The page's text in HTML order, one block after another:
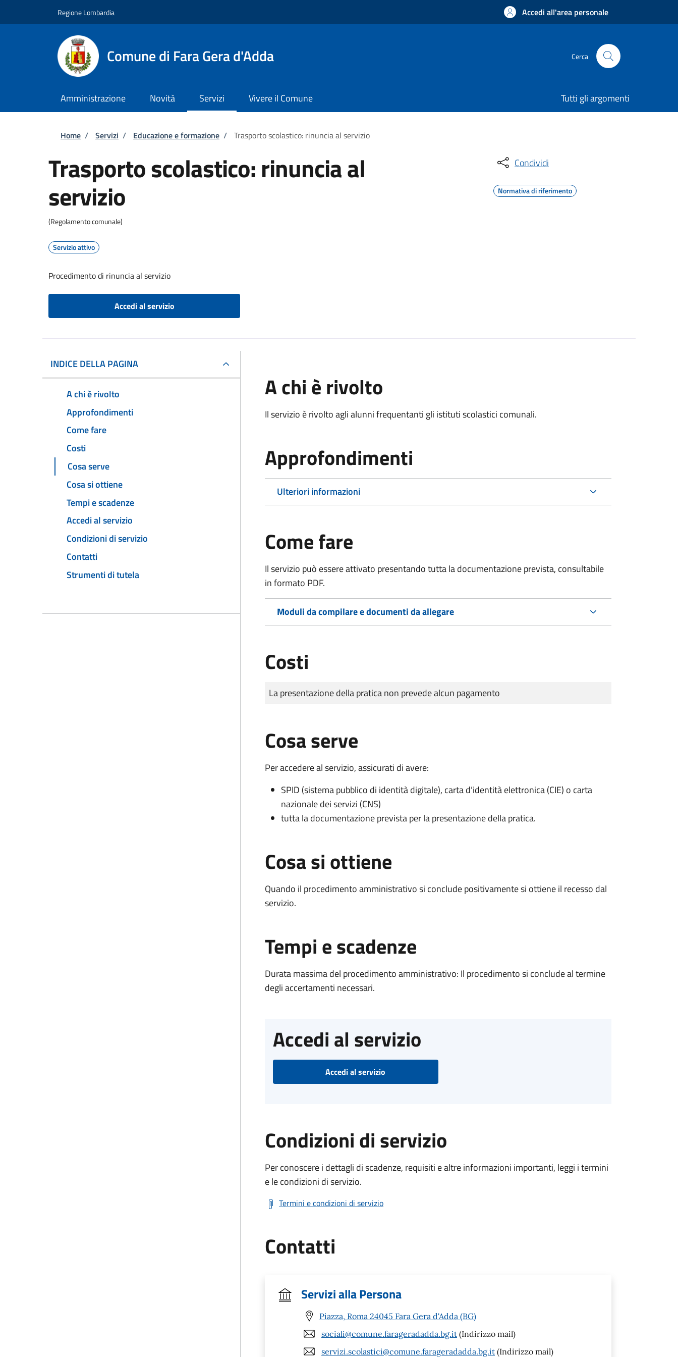
Regione Lombardia Accedi all'area personale
Comune di Fara Gera d'Adda Cerca
Amministrazione Novità Servizi Vivere il Comune Tutti gli argomenti
Briciole di pane
Home / Servizi / Educazione e formazione / Trasporto scolastico: rinuncia al servizio
Trasporto scolastico: rinuncia al
servizio
(Regolamento comunale)
Servizio attivo
Procedimento di rinuncia al servizio
Accedi al servizio
Condividi
Normativa di riferimento
INDICE DELLA PAGINA
A chi è rivolto
Approfondimenti
Come fare
Costi
Cosa serve
Cosa si ottiene
Tempi e scadenze
Accedi al servizio
Condizioni di servizio
Contatti
Strumenti di tutela
A chi è rivolto
Il servizio è rivolto agli alunni frequentanti gli istituti scolastici comunali.
Approfondimenti
Ulteriori informazioni
Come fare
Il servizio può essere attivato presentando tutta la documentazione prevista, consultabile
in formato PDF.
Moduli da compilare e documenti da allegare
Costi
Tipo di pagamento
Importo
La presentazione della pratica non prevede alcun pagamento
Cosa serve
Per accedere al servizio, assicurati di avere:
SPID (sistema pubblico di identità digitale), carta d’identità elettronica (CIE) o carta
nazionale dei servizi (CNS)
tutta la documentazione prevista per la presentazione della pratica.
Cosa si ottiene
Quando il procedimento amministrativo si conclude positivamente si ottiene il recesso dal
servizio.
Tempi e scadenze
Durata massima del procedimento amministrativo: Il procedimento si conclude al termine
degli accertamenti necessari.
Accedi al servizio
Accedi al servizio
Condizioni di servizio
Per conoscere i dettagli di scadenze, requisiti e altre informazioni importanti, leggi i termini
e le condizioni di servizio.
Termini e condizioni di servizio
Contatti
Servizi alla Persona
Piazza, Roma 24045 Fara Gera d'Adda (BG)
sociali@comune.farageradadda.bg.it (Indirizzo mail)
servizi.scolastici@comune.farageradadda.bg.it (Indirizzo mail)